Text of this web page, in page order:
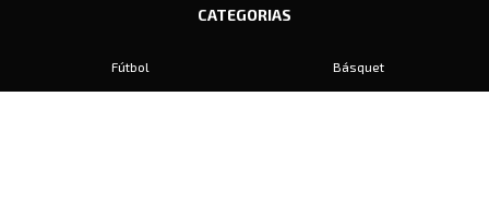
CATEGORIAS
Fútbol
Básquet